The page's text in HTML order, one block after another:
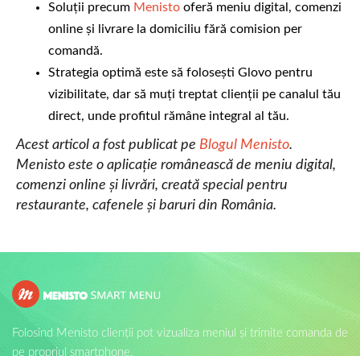
Soluții precum Menisto oferă meniu digital, comenzi
online și livrare la domiciliu fără comision per
comandă.
Strategia optimă este să folosești Glovo pentru
vizibilitate, dar să muți treptat clienții pe canalul tău
direct, unde profitul rămâne integral al tău.
Acest articol a fost publicat pe Blogul Menisto.
Menisto este o aplicație românească de meniu digital,
comenzi online și livrări, creată special pentru
restaurante, cafenele și baruri din România.
Folosind Menisto clienții pot vizualiza meniul și trimite comanda de
pe propriul smartphone.